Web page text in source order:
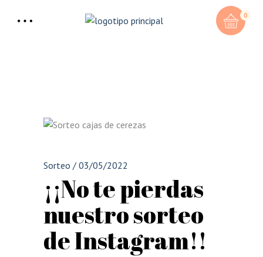
0
Sorteo / 03/05/2022
¡¡No te pierdas
nuestro sorteo
de Instagram!!